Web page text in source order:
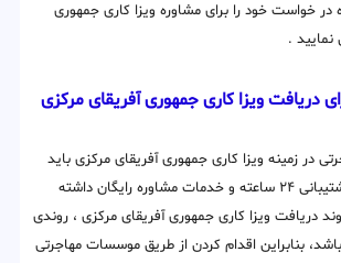
در خواست خود را برای مشاوره ویزا کاری جمهوری
نمایید .
دریافت ویزا کاری جمهوری آفریقای مرکزی
در زمینه ویزا کاری جمهوری آفریقای مرکزی باید
ویژگی هایی مانند پشتیبانی ۲۴ ساعته و خدمات مشاوره رایگان داشته
دریافت ویزا کاری جمهوری آفریقای مرکزی ، روندی
بنابراین اقدام کردن از طریق موسسات مهاجرتی